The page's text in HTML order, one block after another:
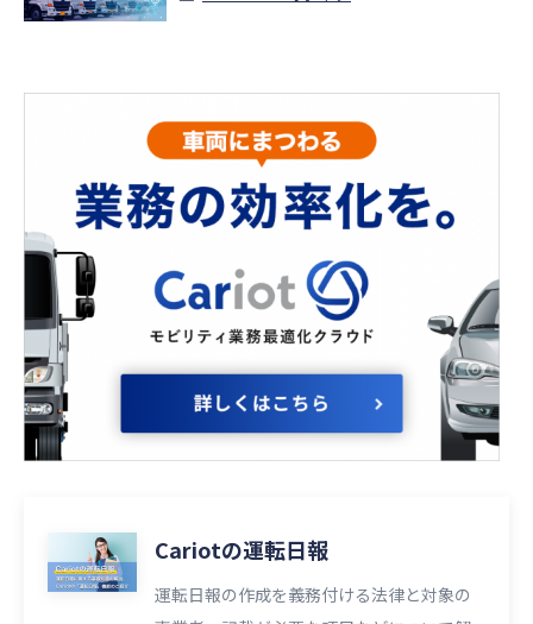
Cariotの運転日報
運転日報の作成を義務付ける法律と対象の